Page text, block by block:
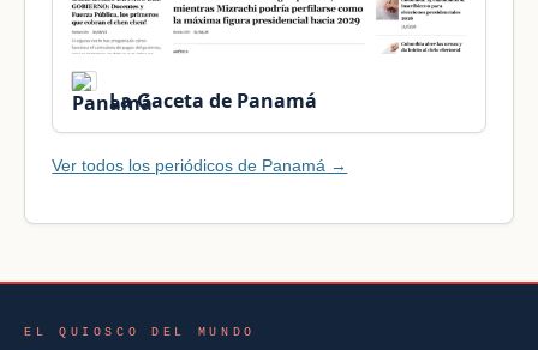
La Gaceta de Panamá
Ver todos los periódicos de Panamá →
EL QUIOSCO DEL MUNDO